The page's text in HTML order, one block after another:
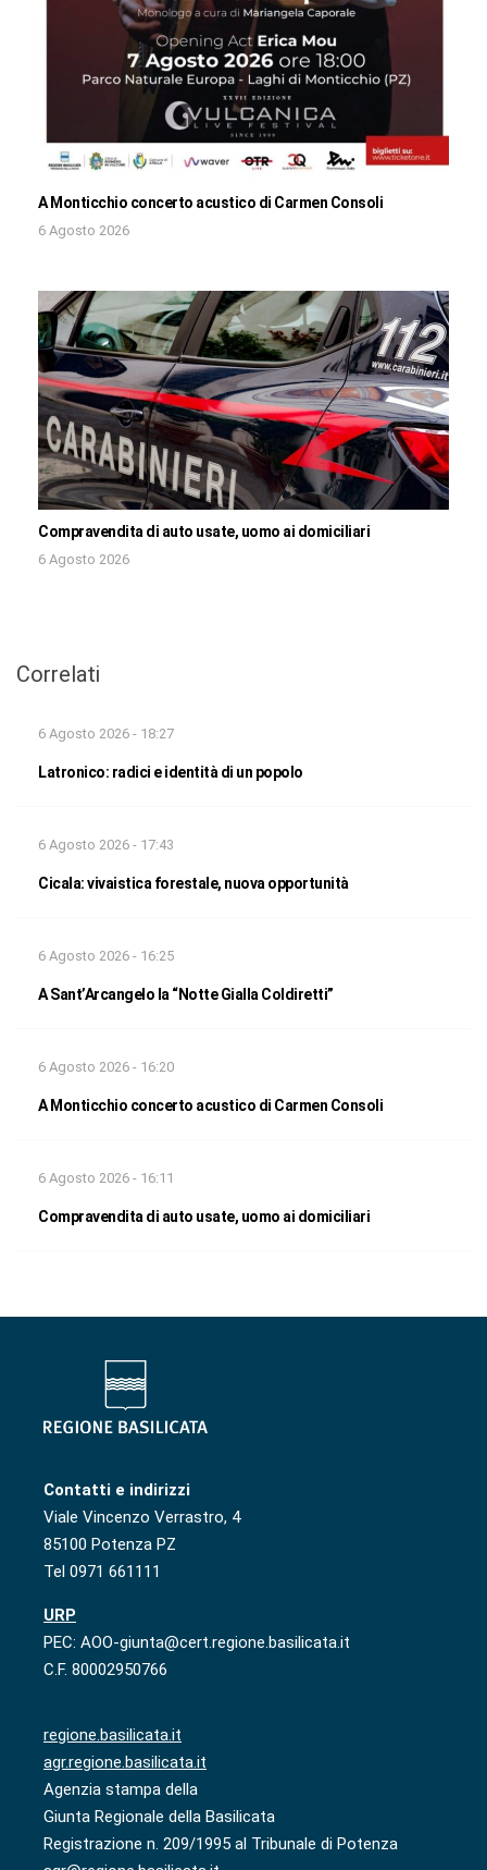
A Monticchio concerto acustico di Carmen Consoli
6 Agosto 2026
Compravendita di auto usate, uomo ai domiciliari
6 Agosto 2026
Correlati
6 Agosto 2026 - 18:27
Latronico: radici e identità di un popolo
6 Agosto 2026 - 17:43
Cicala: vivaistica forestale, nuova opportunità
6 Agosto 2026 - 16:25
A Sant’Arcangelo la “Notte Gialla Coldiretti”
6 Agosto 2026 - 16:20
A Monticchio concerto acustico di Carmen Consoli
6 Agosto 2026 - 16:11
Compravendita di auto usate, uomo ai domiciliari
Contatti e indirizzi
Viale Vincenzo Verrastro, 4
85100 Potenza PZ
Tel 0971 661111
URP
PEC: AOO-giunta@cert.regione.basilicata.it
C.F. 80002950766
regione.basilicata.it
agr.regione.basilicata.it
Agenzia stampa della
Giunta Regionale della Basilicata
Registrazione n. 209/1995 al Tribunale di Potenza